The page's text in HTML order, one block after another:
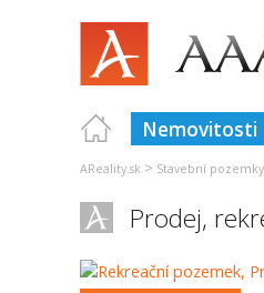
Nemovitosti
AReality.sk > Stavební
Prodej,